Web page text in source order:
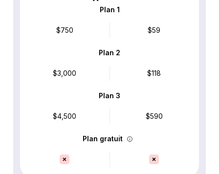
Plan 1
$750 $59
Plan 2
$3,000 $118
Plan 3
$4,500 $590
Plan gratuit